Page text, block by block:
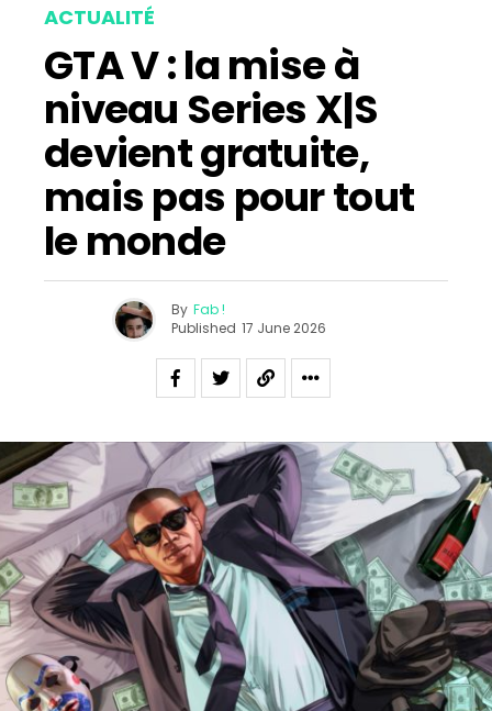
ACTUALITÉ
GTA V : la mise à
niveau Series X|S
devient gratuite,
mais pas pour tout
le monde
By Fab !
Published 17 June 2026